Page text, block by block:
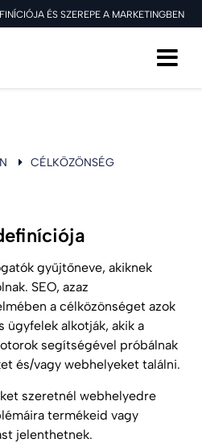
ÉS SZEREPE A MARKETINGBEN
CÉLKÖZÖNSÉG
gyűjtőneve, akiknek
SEO, azaz
a célközönséget azok
ügyfelek alkotják, akik a
segítségével próbálnak
és/vagy webhelyeket találni.
szeretnél webhelyedre
termékeid vagy
jelenthetnek.